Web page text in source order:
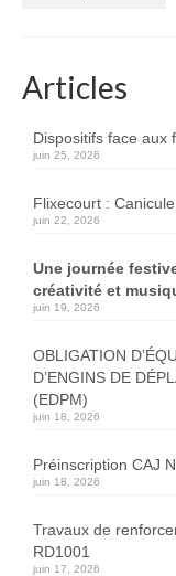
Sports Loisirs et
Articles
Dispositifs face aux
juin 25, 2026
Flixecourt :
juin 22, 2026
Une journée
créativité et
juin 19, 2026
OBLIGATION
D’ENGINS DE
(EDPM)
juin 18, 2026
Préinscription CAJ
juin 18, 2026
Travaux de
RD1001
juin 17, 2026